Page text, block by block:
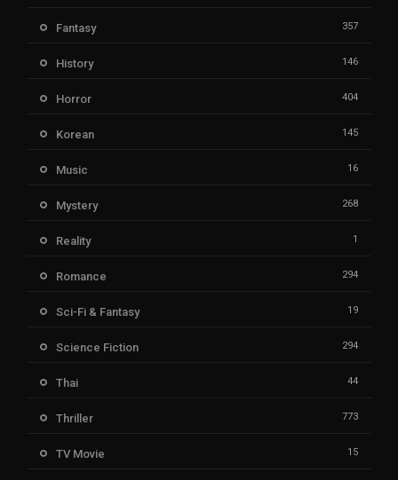
Fantasy 357
History 146
Horror 404
Korean 145
Music 16
Mystery 268
Reality 1
Romance 294
Sci-Fi & Fantasy 19
Science Fiction 294
Thai 44
Thriller 773
TV Movie 15